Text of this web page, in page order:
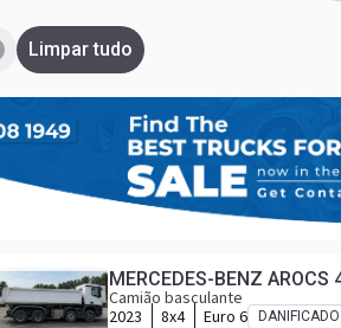
Limpar tudo
MERCEDES-BENZ
Camião basculante
2023
8x4 Euro 6 DANIFICADO